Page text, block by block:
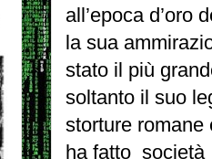
all’epoca d’oro
la sua
stato il più
soltanto il suo
storture
ha fatto società